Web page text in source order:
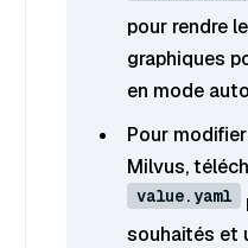
pour rendre
graphiques
en mode
Pour
Milvus,
value.yaml
souhaités et